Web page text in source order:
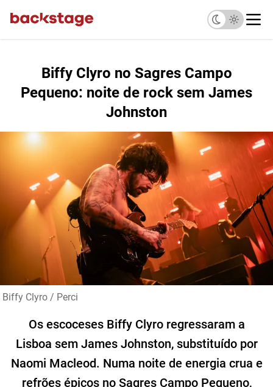
Biffy Clyro no Sagres Campo
Pequeno: noite de rock sem James
Johnston
Biffy Clyro / Perci
Os escoceses Biffy Clyro regressaram a
Lisboa sem James Johnston, substituído por
Naomi Macleod. Numa noite de energia crua e
refrões épicos no Sagres Campo Pequeno,